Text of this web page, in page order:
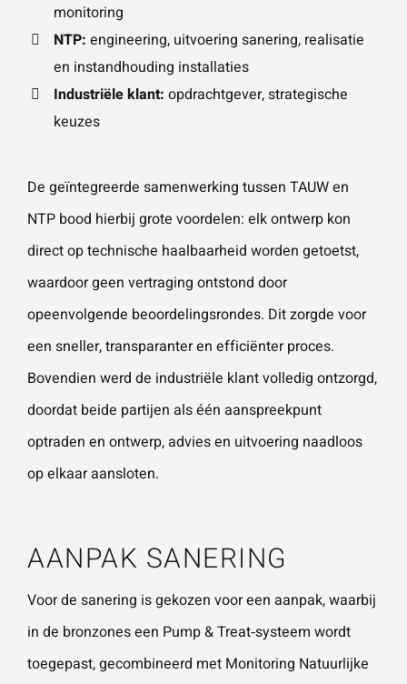
monitoring
NTP: engineering, uitvoering sanering, realisatie
en instandhouding installaties
Industriële klant: opdrachtgever, strategische
keuzes
De geïntegreerde samenwerking tussen TAUW en
NTP bood hierbij grote voordelen: elk ontwerp kon
direct op technische haalbaarheid worden getoetst,
waardoor geen vertraging ontstond door
opeenvolgende beoordelingsrondes. Dit zorgde voor
een sneller, transparanter en efficiënter proces.
Bovendien werd de industriële klant volledig ontzorgd,
doordat beide partijen als één aanspreekpunt
optraden en ontwerp, advies en uitvoering naadloos
op elkaar aansloten.
AANPAK SANERING
Voor de sanering is gekozen voor een aanpak, waarbij
in de bronzones een Pump & Treat‑systeem wordt
toegepast, gecombineerd met Monitoring Natuurlijke